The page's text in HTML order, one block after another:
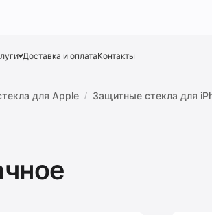
Доставка и оплатаКонтакты
для Apple Защитные стекла для